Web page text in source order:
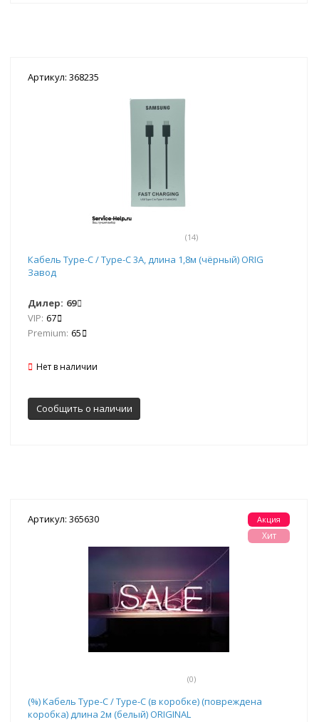
Артикул: 368235
(14)
Кабель Type-C / Type-C 3А, длина 1,8м (чёрный) ORIG
Завод
Дилер: 69
VIP: 67
Premium: 65
Нет в наличии
Сообщить о наличии
Артикул: 365630
(0)
Акция
Хит
(%) Кабель Type-C / Type-C (в коробке) (повреждена
коробка) длина 2м (белый) ORIGINAL